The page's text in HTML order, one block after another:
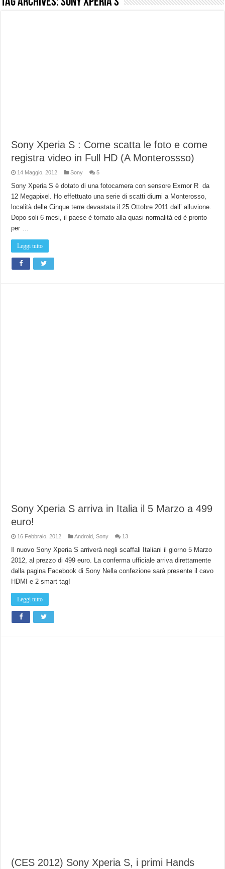
Sony Xperia S : Come scatta le foto e come
registra video in Full HD (A Monterossso)
14 Maggio, 2012 Sony 5
Sony Xperia S è dotato di una fotocamera con sensore Exmor R da
12 Megapixel. Ho effettuato una serie di scatti diurni a Monterosso,
località delle Cinque terre devastata il 25 Ottobre 2011 dall’ alluvione.
Dopo soli 6 mesi, il paese è tornato alla quasi normalità ed è pronto
per …
Leggi tutto
Sony Xperia S arriva in Italia il 5 Marzo a 499
euro!
16 Febbraio, 2012 Android ,Sony 13
Il nuovo Sony Xperia S arriverà negli scaffali Italiani il giorno 5 Marzo
2012, al prezzo di 499 euro. La conferma ufficiale arriva direttamente
dalla pagina Facebook di Sony Nella confezione sarà presente il cavo
HDMI e 2 smart tag!
Leggi tutto
(CES 2012) Sony Xperia S, i primi Hands